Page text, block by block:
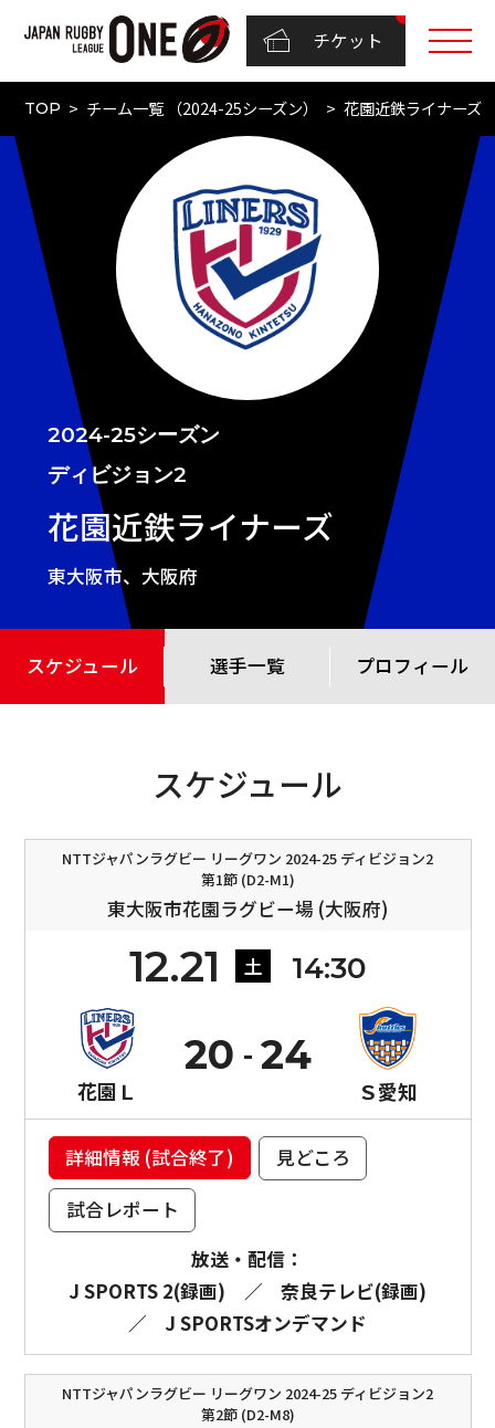
チケット
TOP チーム一覧 （2024-25シーズン） 花園近鉄ライナーズ
2024-25シーズン
ディビジョン2
花園近鉄ライナーズ
東大阪市、大阪府
スケジュール 選手一覧 プロフィール
スケジュール
NTTジャパンラグビー リーグワン 2024-25 ディビジョン2
第1節 (D2-M1)
東大阪市花園ラグビー場 (大阪府)
12.21 土 14:30
花園Ｌ
20
Ｓ愛知
24
詳細情報 (試合終了)
見どころ
試合レポート
放送・配信：
J SPORTS 2(録画)
／
奈良テレビ(録画)
／
J SPORTSオンデマンド
NTTジャパンラグビー リーグワン 2024-25 ディビジョン2
第2節 (D2-M8)